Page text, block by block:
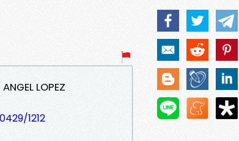
LOPEZ
1212